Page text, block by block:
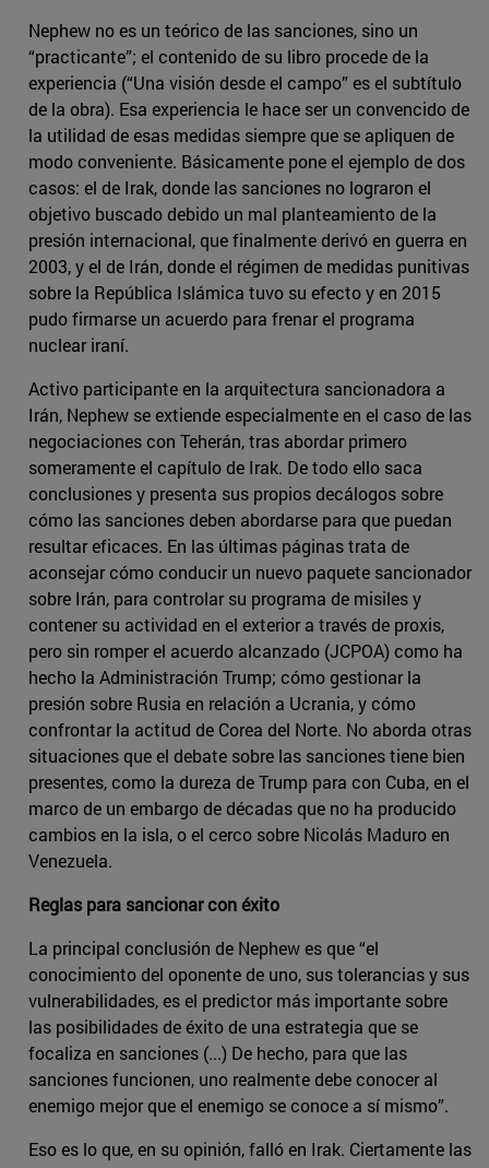
Nephew no es un teórico de las sanciones, sino un
“practicante”; el contenido de su libro procede de la
experiencia (“Una visión desde el campo” es el subtítulo
de la obra). Esa experiencia le hace ser un convencido de
la utilidad de esas medidas siempre que se apliquen de
modo conveniente. Básicamente pone el ejemplo de dos
casos: el de Irak, donde las sanciones no lograron el
objetivo buscado debido un mal planteamiento de la
presión internacional, que finalmente derivó en guerra en
2003, y el de Irán, donde el régimen de medidas punitivas
sobre la República Islámica tuvo su efecto y en 2015
pudo firmarse un acuerdo para frenar el programa
nuclear iraní.
Activo participante en la arquitectura sancionadora a
Irán, Nephew se extiende especialmente en el caso de las
negociaciones con Teherán, tras abordar primero
someramente el capítulo de Irak. De todo ello saca
conclusiones y presenta sus propios decálogos sobre
cómo las sanciones deben abordarse para que puedan
resultar eficaces. En las últimas páginas trata de
aconsejar cómo conducir un nuevo paquete sancionador
sobre Irán, para controlar su programa de misiles y
contener su actividad en el exterior a través de proxis,
pero sin romper el acuerdo alcanzado (JCPOA) como ha
hecho la Administración Trump; cómo gestionar la
presión sobre Rusia en relación a Ucrania, y cómo
confrontar la actitud de Corea del Norte. No aborda otras
situaciones que el debate sobre las sanciones tiene bien
presentes, como la dureza de Trump para con Cuba, en el
marco de un embargo de décadas que no ha producido
cambios en la isla, o el cerco sobre Nicolás Maduro en
Venezuela.
Reglas para sancionar con éxito
La principal conclusión de Nephew es que “el
conocimiento del oponente de uno, sus tolerancias y sus
vulnerabilidades, es el predictor más importante sobre
las posibilidades de éxito de una estrategia que se
focaliza en sanciones (...) De hecho, para que las
sanciones funcionen, uno realmente debe conocer al
enemigo mejor que el enemigo se conoce a sí mismo”.
Eso es lo que, en su opinión, falló en Irak. Ciertamente las